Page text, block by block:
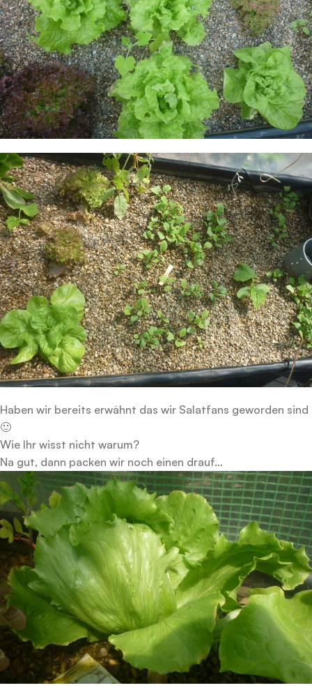
Haben wir bereits erwähnt das wir Salatfans geworden sind
🙂
Wie Ihr wisst nicht warum?
Na gut, dann packen wir noch einen drauf…